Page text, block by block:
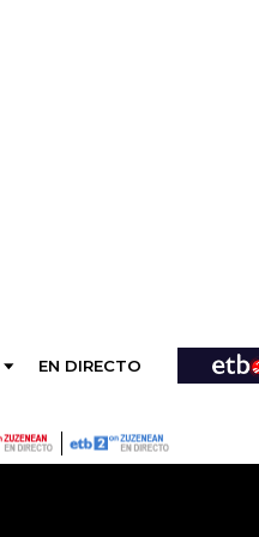
EN DIRECTO